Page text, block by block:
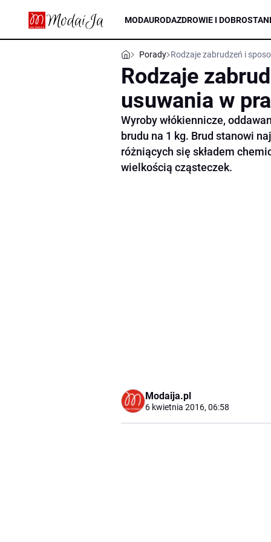
MODAURODAZDROWIE I DOBROSTAN
Porady Rodzaje zabrudzeń i
Rodzaje
usuwania w
Wyroby włókiennicze,
brudu na 1 kg. Brud stanowi
różniących się składem
wielkością cząsteczek.
Modaija.pl
6 kwietnia 2016, 06:58